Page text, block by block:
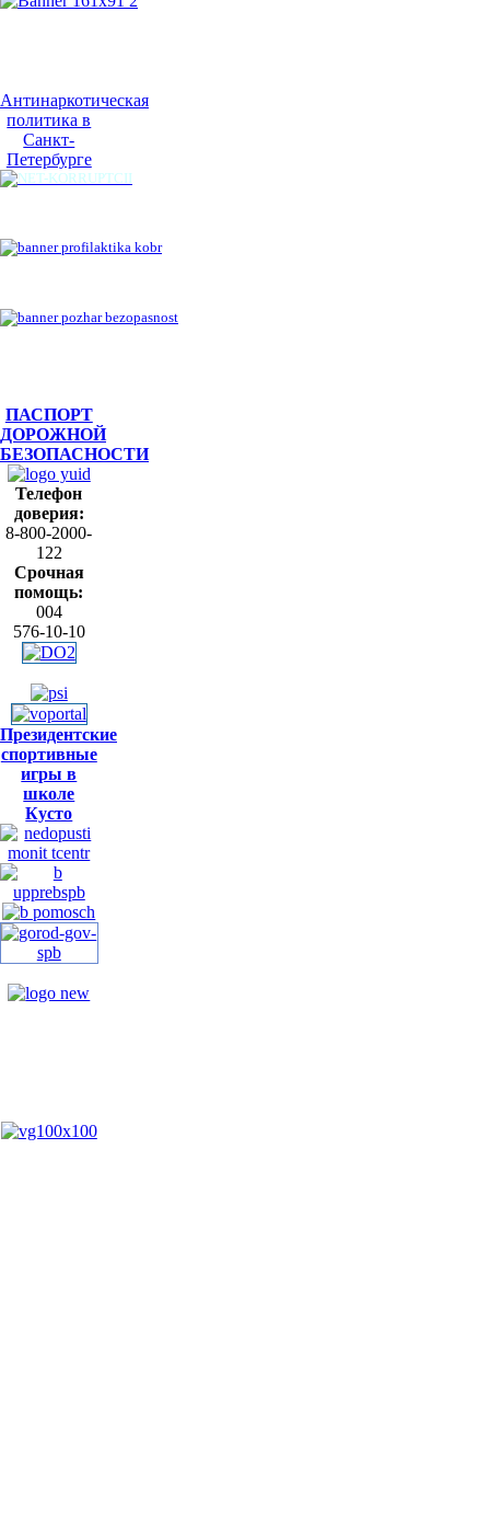
Антинаркотическая
политика в
Санкт-
Петербурге
ПАСПОРТ
ДОРОЖНОЙ
БЕЗОПАСНОСТИ
Телефон
доверия:
8-800-2000-
122
Срочная
помощь:
004
576-10-10
Президентские
спортивные
игры в
школе
Кусто